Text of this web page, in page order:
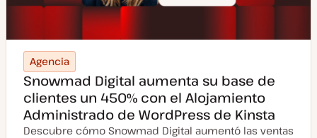
Agencia
Snowmad Digital aumenta su base de
clientes un 450% con el Alojamiento
Administrado de WordPress de Kinsta
Descubre cómo Snowmad Digital aumentó las ventas